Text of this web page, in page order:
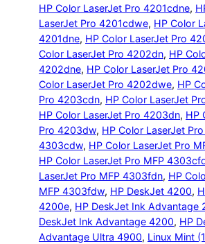
HP Color LaserJet Pro 4201cdne,
LaserJet Pro 4201cdwe, HP Color
4201dne, HP Color LaserJet Pro
Color LaserJet Pro 4202dn, HP
4202dne, HP Color LaserJet Pro
Color LaserJet Pro 4202dwe, HP
Pro 4203cdn, HP Color LaserJet
HP Color LaserJet Pro 4203dn, HP
Pro 4203dw, HP Color LaserJet
4303cdw, HP Color LaserJet Pro
HP Color LaserJet Pro MFP
LaserJet Pro MFP 4303fdn, HP
MFP 4303fdw, HP DeskJet 4200,
4200e, HP DeskJet Ink Advantage
DeskJet Ink Advantage 4200, HP
Advantage Ultra 4900, Linux Mint